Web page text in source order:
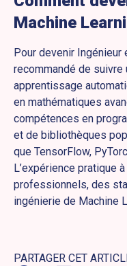
Machine
Pour devenir Ingénieur
recommandé de suivre
apprentissage
en mathématiques
compétences en
et de bibliothèques
que TensorFlow,
L’expérience pratique
professionnels, des
ingénierie de Machine
PARTAGER CET